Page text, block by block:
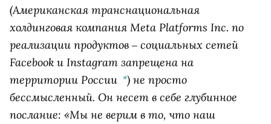
(Американская транснациональная
холдинговая компания Meta Platforms Inc. по
реализации продуктов ‒ социальных сетей
Facebook и Instagram запрещена на
территории России *) не просто
бессмысленный. Он несет в себе глубинное
послание: «Мы не верим в то, что наш